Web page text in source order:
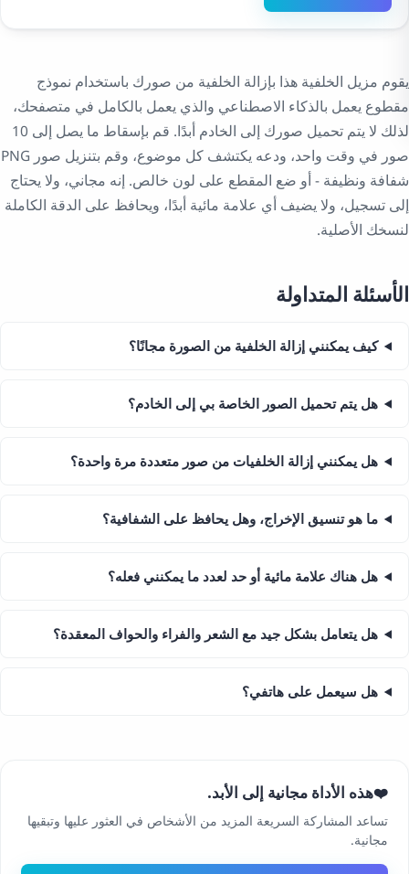
يقوم مزيل الخلفية هذا بإزالة الخلفية من صورك باستخدام نموذج
مقطوع يعمل بالذكاء الاصطناعي والذي يعمل بالكامل في متصفحك،
لذلك لا يتم تحميل صورك إلى الخادم أبدًا. قم بإسقاط ما يصل إلى 10
صور في وقت واحد، ودعه يكتشف كل موضوع، وقم بتنزيل صور PNG
شفافة ونظيفة - أو ضع المقطع على لون خالص. إنه مجاني، ولا يحتاج
إلى تسجيل، ولا يضيف أي علامة مائية أبدًا، ويحافظ على الدقة الكاملة
لنسخك الأصلية.
الأسئلة المتداولة
كيف يمكنني إزالة الخلفية من الصورة مجانًا؟
هل يتم تحميل الصور الخاصة بي إلى الخادم؟
هل يمكنني إزالة الخلفيات من صور متعددة مرة واحدة؟
ما هو تنسيق الإخراج، وهل يحافظ على الشفافية؟
هل هناك علامة مائية أو حد لعدد ما يمكنني فعله؟
هل يتعامل بشكل جيد مع الشعر والفراء والحواف المعقدة؟
هل سيعمل على هاتفي؟
❤️هذه الأداة مجانية إلى الأبد.
تساعد المشاركة السريعة المزيد من الأشخاص في العثور عليها وتبقيها
مجانية.